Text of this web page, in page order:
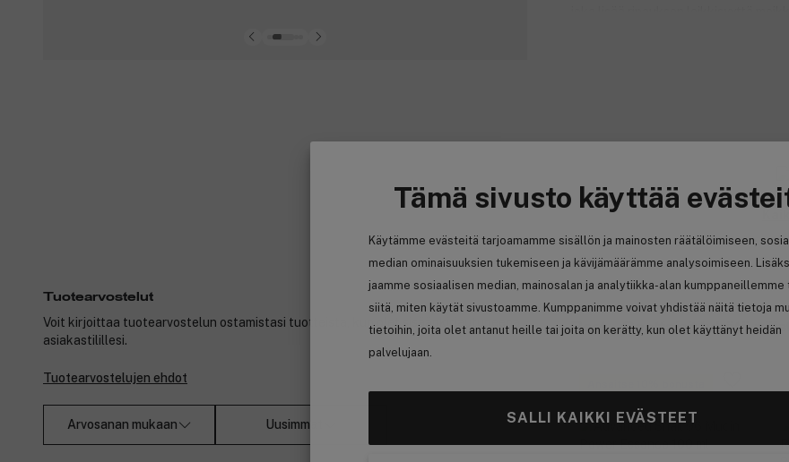
Tämä sivusto käyttää
Käytämme evästeitä tarjoamamme sisällön ja mainosten räätälöimiseen,
median ominaisuuksien tukemiseen ja kävijämäärämme analysoimiseen.
jaamme sosiaalisen median, mainosalan ja analytiikka-alan kumppaneillemme
siitä, miten käytät sivustoamme. Kumppanimme voivat yhdistää näitä tietoja
tietoihin, joita olet antanut heille tai joita on kerätty, kun olet käyttänyt heidän
palvelujaan.
SALLI KAIKKI EVÄSTEET
Psst... Saattaisit tykätä
Tuotearvostelut
Voit kirjoittaa tuotearvostelun ostamistasi tuotteista, kun olet sisäänkirjautuneena
asiakastilillesi.
Tuotearvostelujen ehdot
Arvosanan mukaan Uusimmat